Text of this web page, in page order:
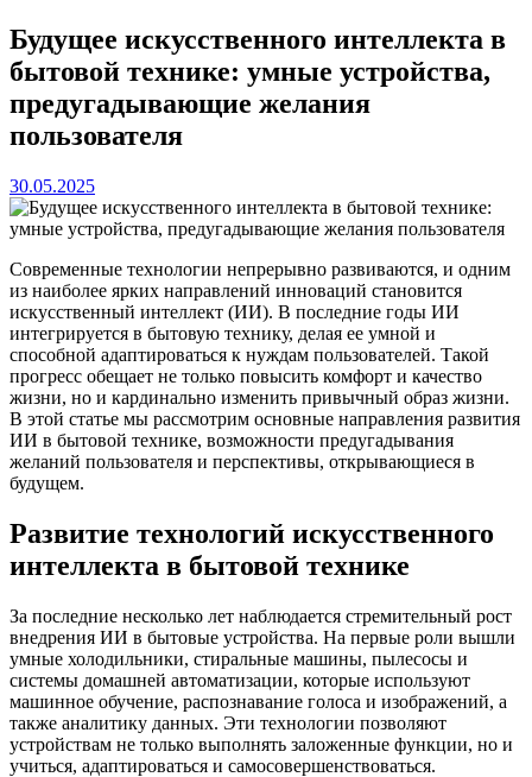
Будущее искусственного интеллекта в
бытовой технике: умные устройства,
предугадывающие желания
пользователя
30.05.2025
Современные технологии непрерывно развиваются, и одним
из наиболее ярких направлений инноваций становится
искусственный интеллект (ИИ). В последние годы ИИ
интегрируется в бытовую технику, делая ее умной и
способной адаптироваться к нуждам пользователей. Такой
прогресс обещает не только повысить комфорт и качество
жизни, но и кардинально изменить привычный образ жизни.
В этой статье мы рассмотрим основные направления развития
ИИ в бытовой технике, возможности предугадывания
желаний пользователя и перспективы, открывающиеся в
будущем.
Развитие технологий искусственного
интеллекта в бытовой технике
За последние несколько лет наблюдается стремительный рост
внедрения ИИ в бытовые устройства. На первые роли вышли
умные холодильники, стиральные машины, пылесосы и
системы домашней автоматизации, которые используют
машинное обучение, распознавание голоса и изображений, а
также аналитику данных. Эти технологии позволяют
устройствам не только выполнять заложенные функции, но и
учиться, адаптироваться и самосовершенствоваться.